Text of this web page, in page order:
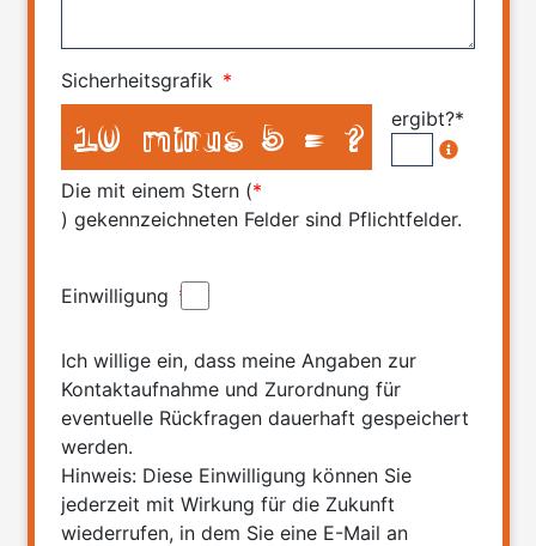
*
Sicherheitsgrafik
ergibt?*
Die mit einem Stern (*
) gekennzeichneten Felder sind Pflichtfelder.
*
Einwilligung
Ich willige ein, dass meine Angaben zur
Kontaktaufnahme und Zurordnung für
eventuelle Rückfragen dauerhaft gespeichert
werden.
Hinweis: Diese Einwilligung können Sie
jederzeit mit Wirkung für die Zukunft
wiederrufen, in dem Sie eine E-Mail an